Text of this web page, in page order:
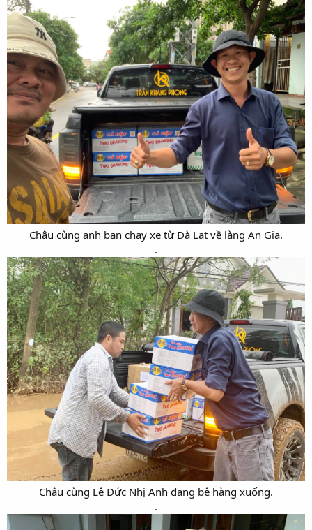
Châu cùng anh bạn chạy xe từ Đà Lạt về làng An Giạ.​
.​
Châu cùng Lê Đức Nhị Anh đang bê hàng xuống.​
.​